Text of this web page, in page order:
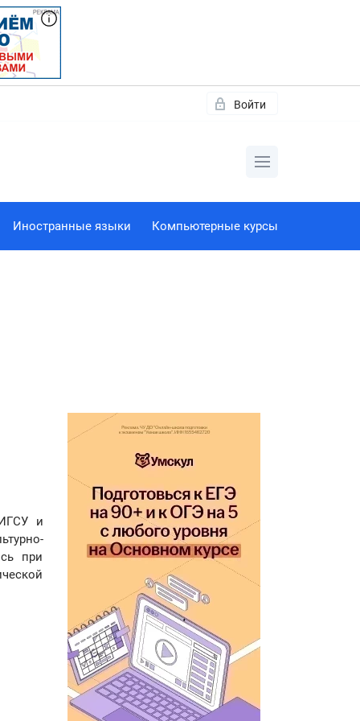
Войти
Иностранные языки Компьютерные курсы
и
при